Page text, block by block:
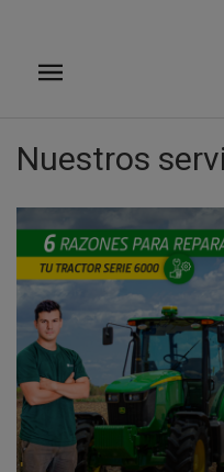
principal
Nuestros